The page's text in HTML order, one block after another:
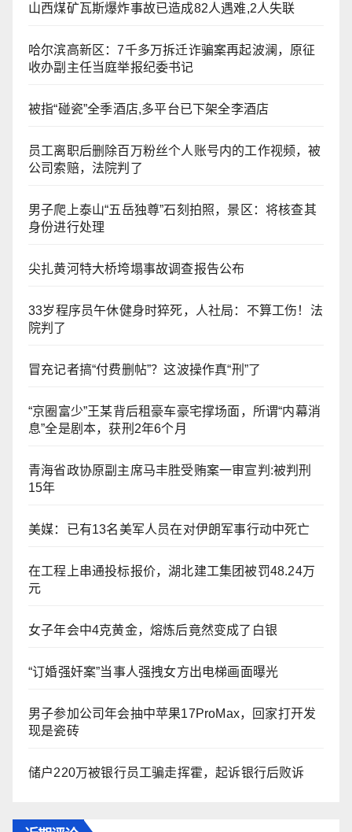
山西煤矿瓦斯爆炸事故已造成82人遇难,2人失联
哈尔滨高新区：7千多万拆迁诈骗案再起波澜，原征
收办副主任当庭举报纪委书记
被指“碰瓷”全季酒店,多平台已下架全李酒店
员工离职后删除百万粉丝个人账号内的工作视频，被
公司索赔，法院判了
男子爬上泰山“五岳独尊”石刻拍照，景区：将核查其
身份进行处理
尖扎黄河特大桥垮塌事故调查报告公布
33岁程序员午休健身时猝死，人社局：不算工伤！法
院判了
冒充记者搞“付费删帖”？这波操作真“刑”了
“京圈富少”王某背后租豪车豪宅撑场面，所谓“内幕消
息”全是剧本，获刑2年6个月
青海省政协原副主席马丰胜受贿案一审宣判:被判刑
15年
美媒：已有13名美军人员在对伊朗军事行动中死亡
在工程上串通投标报价，湖北建工集团被罚48.24万
元
女子年会中4克黄金，熔炼后竟然变成了白银
“订婚强奸案”当事人强拽女方出电梯画面曝光
男子参加公司年会抽中苹果17ProMax，回家打开发
现是瓷砖
储户220万被银行员工骗走挥霍，起诉银行后败诉